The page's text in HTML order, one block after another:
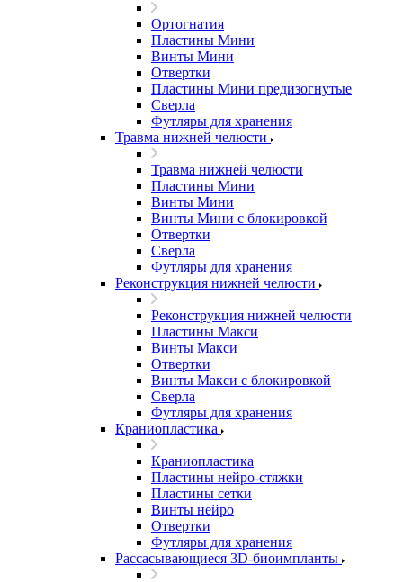
Ортогнатия
Пластины Мини
Винты Мини
Отвертки
Пластины Мини предизогнутые
Сверла
Футляры для хранения
Травма нижней челюсти
Травма нижней челюсти
Пластины Мини
Винты Мини
Винты Мини с блокировкой
Отвертки
Сверла
Футляры для хранения
Реконструкция нижней челюсти
Реконструкция нижней челюсти
Пластины Макси
Винты Макси
Отвертки
Винты Макси с блокировкой
Сверла
Футляры для хранения
Краниопластика
Краниопластика
Пластины нейро-стяжки
Пластины сетки
Винты нейро
Отвертки
Футляры для хранения
Рассасывающиеся 3D-биоимпланты